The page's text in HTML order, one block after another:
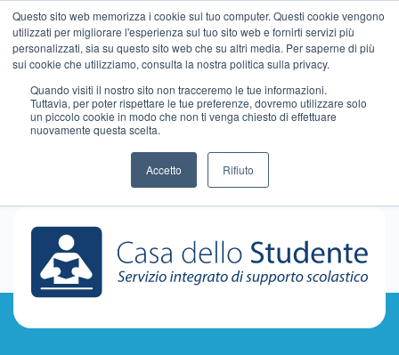
Questo sito web memorizza i cookie sul tuo computer. Questi cookie vengono
utilizzati per migliorare l'esperienza sul tuo sito web e fornirti servizi più
personalizzati, sia su questo sito web che su altri media. Per saperne di più
sui cookie che utilizziamo, consulta la nostra politica sulla privacy.
Quando visiti il ​​nostro sito non tracceremo le tue informazioni.
Tuttavia, per poter rispettare le tue preferenze, dovremo utilizzare solo
un piccolo cookie in modo che non ti venga chiesto di effettuare
nuovamente questa scelta.
Accetto Rifiuto